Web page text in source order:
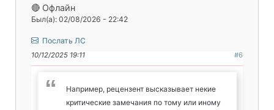
🔴 Офлайн
Был(а): 02/08/2026 - 22:42
Послать ЛС
10/12/2025 19:11 #6
Например, рецензент высказывает некие
критические замечания по тому или иному